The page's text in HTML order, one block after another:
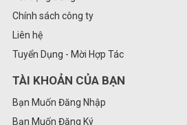
Chính sách công ty
Liên hệ
Tuyển Dụng - Mời Hợp Tác
TÀI KHOẢN CỦA BẠN
Bạn Muốn Đăng Nhập
Bạn Muốn Đăng Ký